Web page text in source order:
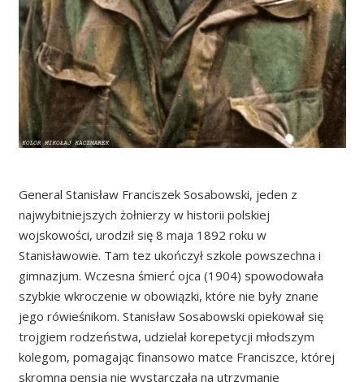
General Stanisław Franciszek Sosabowski, jeden z
najwybitniejszych żołnierzy w historii polskiej
wojskowości, urodził się 8 maja 1892 roku w
Stanisławowie. Tam tez ukończył szkole powszechna i
gimnazjum. Wczesna śmierć ojca (1904) spowodowała
szybkie wkroczenie w obowiązki, które nie były znane
jego rówieśnikom. Stanisław Sosabowski opiekował się
trojgiem rodzeństwa, udzielał korepetycji młodszym
kolegom, pomagając finansowo matce Franciszce, której
skromna pensja nie wystarczała na utrzymanie